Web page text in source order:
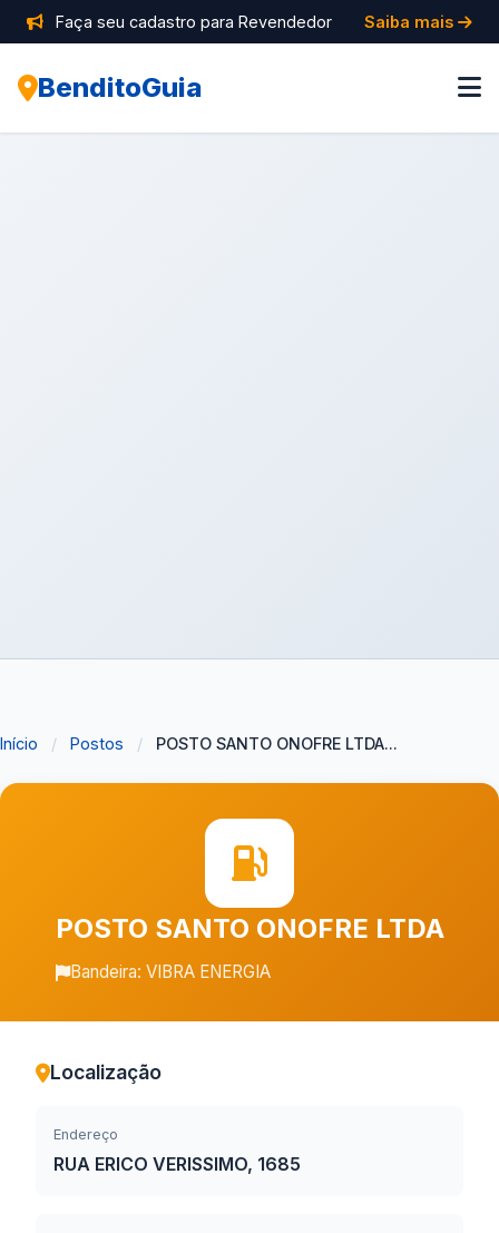
Faça seu cadastro para Revendedor Saiba mais
BenditoGuia
Início / Postos / POSTO SANTO ONOFRE LTDA...
POSTO SANTO ONOFRE LTDA
Bandeira: VIBRA ENERGIA
Localização
Endereço
RUA ERICO VERISSIMO, 1685